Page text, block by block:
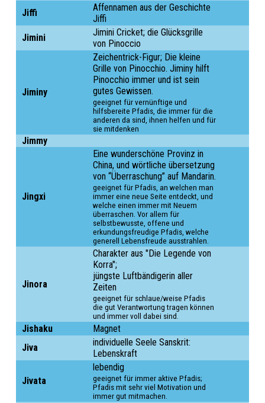
Jiffi
Affennamen aus der Geschichte
Jiffi
Jimini
Jimini Cricket; die Glücksgrille
Jiminy
Zeichentrick-Figur; Die kleine
Grille von Pinocchio. Jiminy hilft
Pinocchio immer und ist sein
gutes Gewissen.
geeignet für vernünftige und
hilfsbereite Pfadis, die immer für die
anderen da sind, ihnen helfen und für
sie mitdenken
Jimmy
Jingxi
Eine wunderschöne Provinz in
China, und wörtliche übersetzung
von “Überraschung” auf Mandarin.
geeignet für Pfadis, an welchen man
immer eine neue Seite entdeckt, und
welche einen immer mit Neuem
überraschen. Vor allem für
selbstbewusste, offene und
erkundungsfreudige Pfadis, welche
generell Lebensfreude ausstrahlen.
Jinora
Charakter aus "Die Legende von
Korra";
jüngste Luftbändigerin aller
Zeiten
geeignet für schlaue/weise Pfadis
die gut Verantwortung tragen können
und immer voll dabei sind.
Jishaku
Magnet
Jiva
individuelle Seele Sanskrit:
Lebenskraft
Jivata
lebendig
geeignet für immer aktive Pfadis;
Pfadis mit sehr viel Motivation und
immer gut mitmachen.